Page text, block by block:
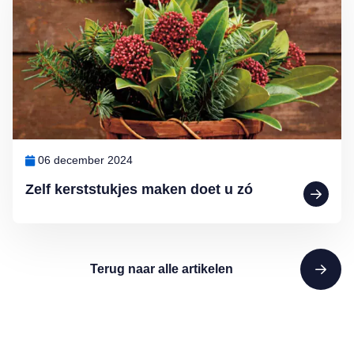
Zelf kerststukjes maken doet u zó
06 december 2024
Terug naar alle artikelen